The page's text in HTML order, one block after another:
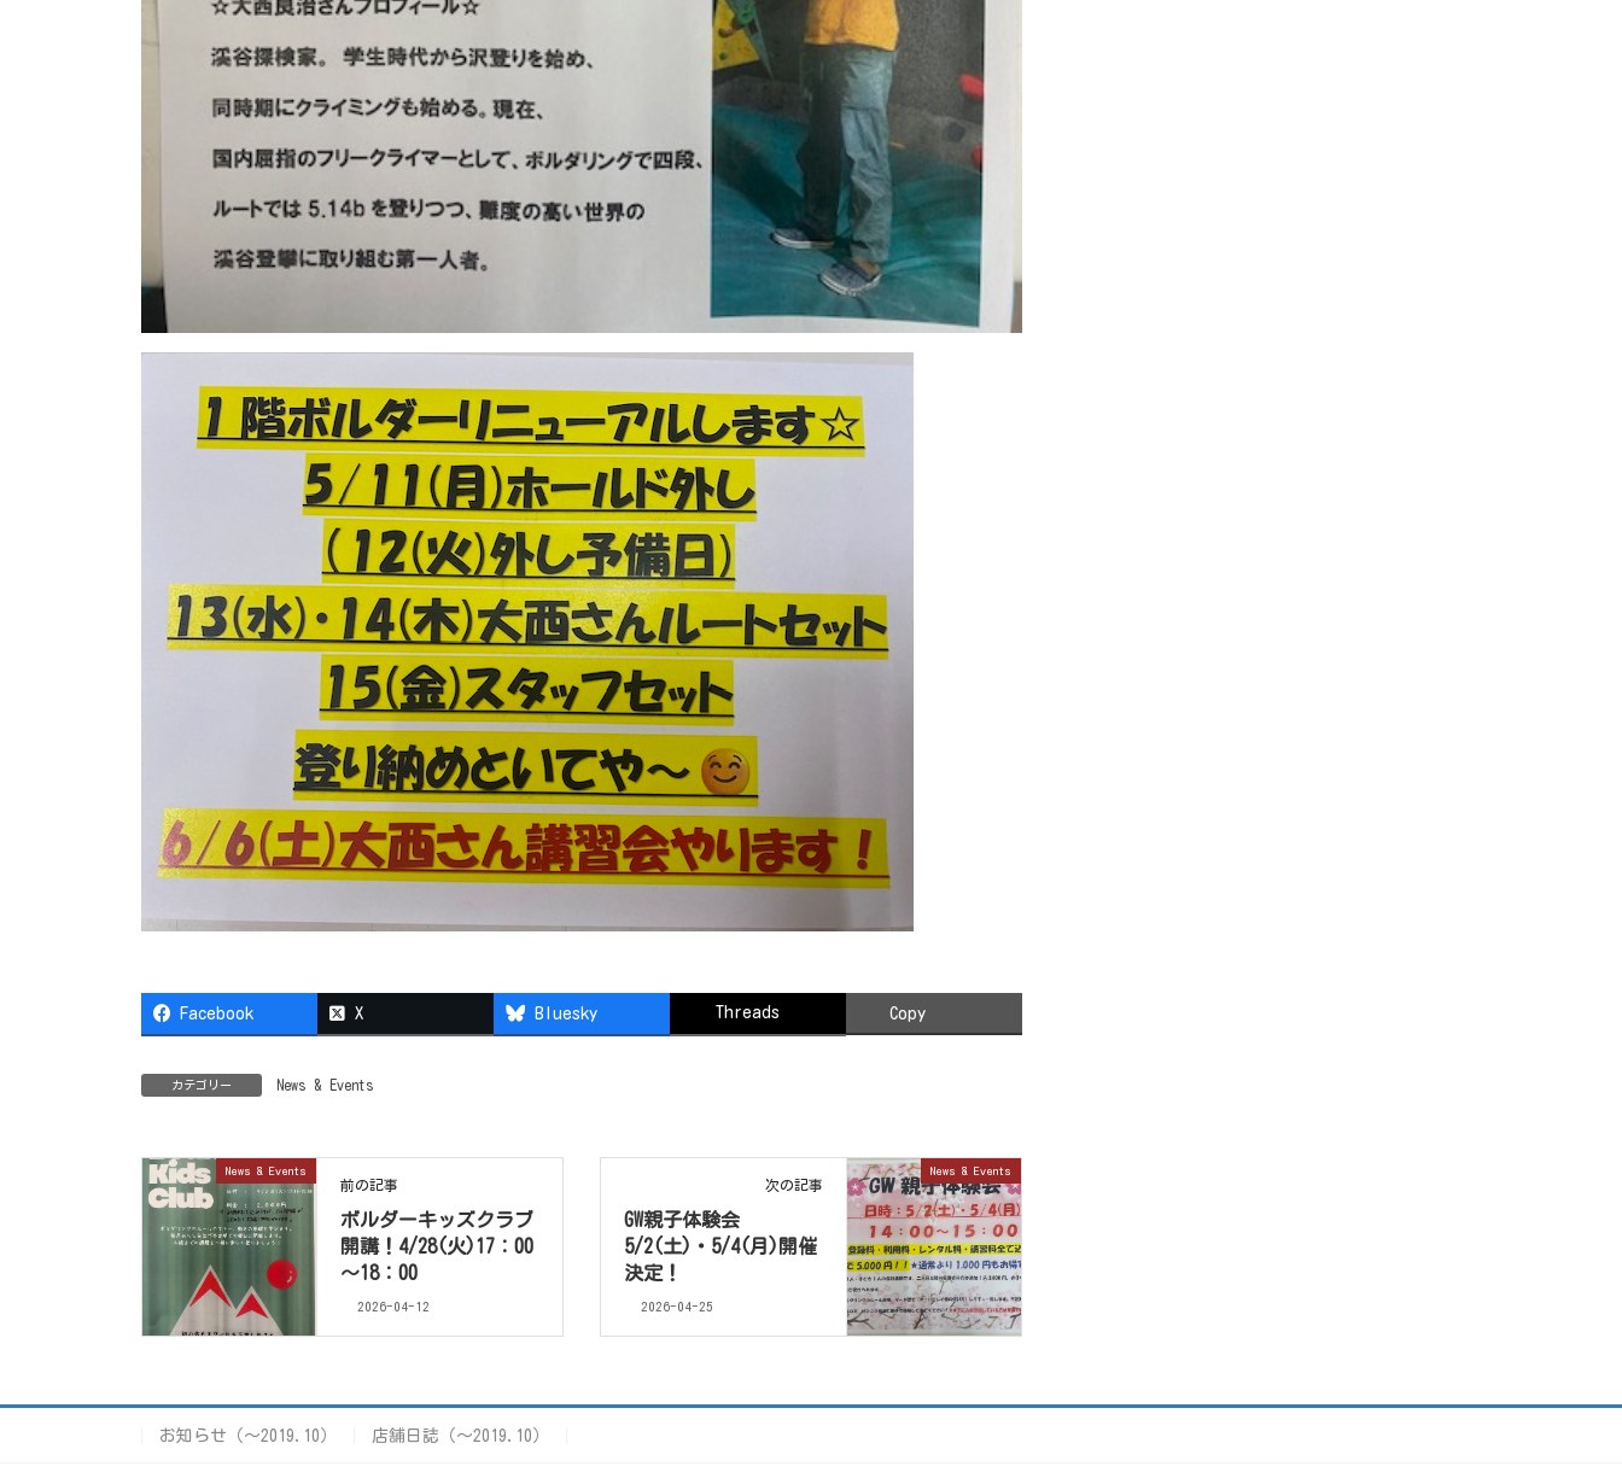
Facebook X Bluesky Threads Copy
カテゴリー News & Events
News & Events
前の記事
ボルダーキッズクラブ
開講！4/28(火)17：00
～18：00
2026-04-12
News & Events
次の記事
GW親子体験会
5/2(土)・5/4(月)開催
決定！
2026-04-25
お知らせ（〜2019.10） 店舗日誌（〜2019.10）